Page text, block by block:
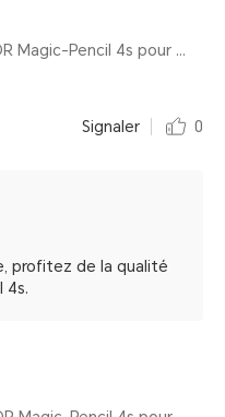
Par HONOR Magic-Pencil 4s pour HONOR MagicPad4
Signaler 0
profitez de la qualité
4s.